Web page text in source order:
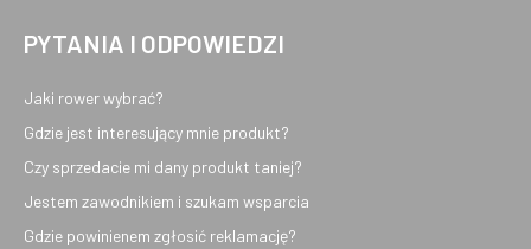
PYTANIA I ODPOWIEDZI
Jaki rower wybrać?
Gdzie jest interesujący mnie produkt?
Czy sprzedacie mi dany produkt taniej?
Jestem zawodnikiem i szukam wsparcia
Gdzie powinienem zgłosić reklamację?